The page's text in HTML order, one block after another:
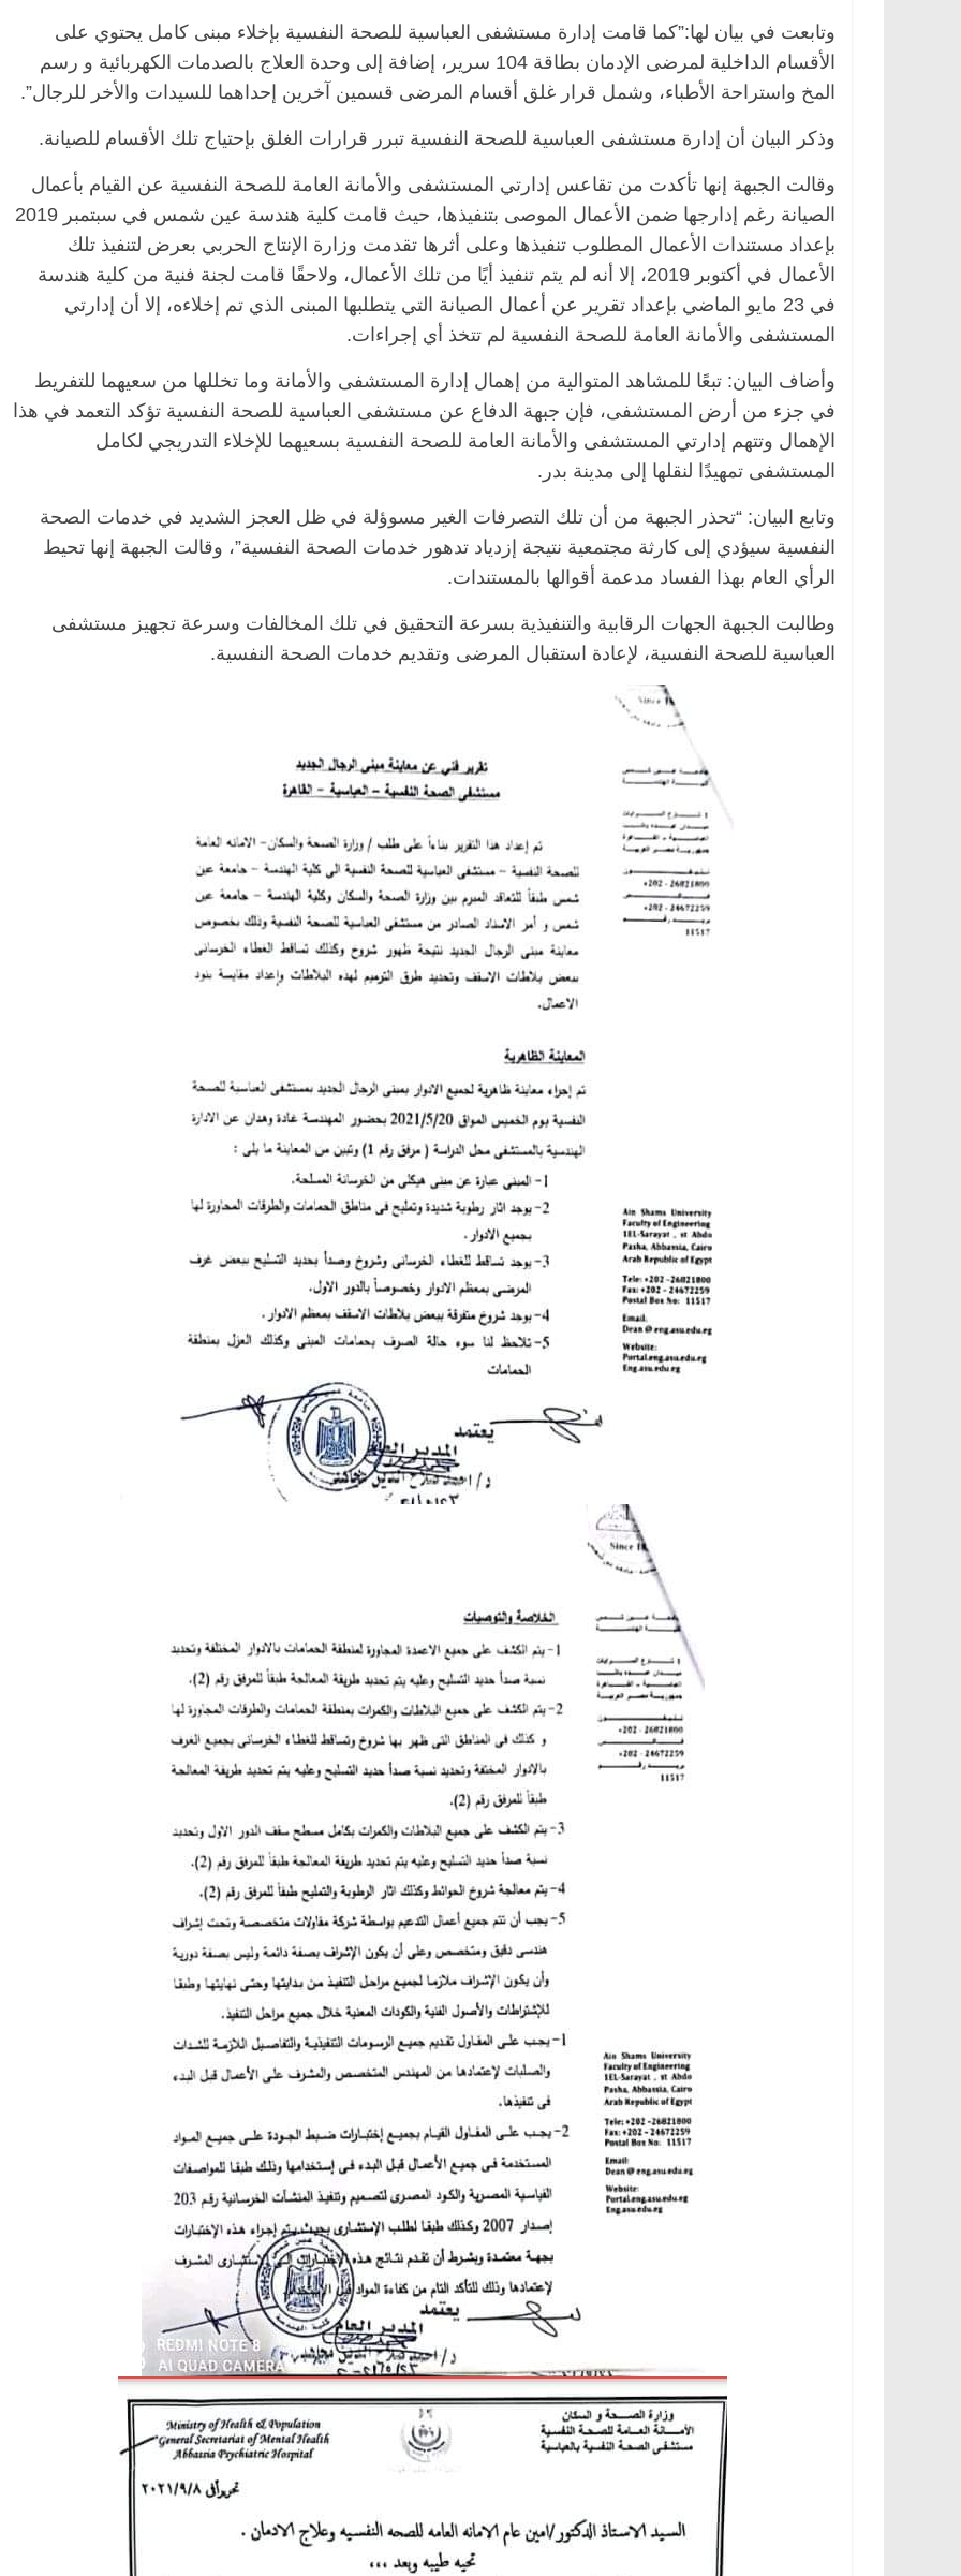
وتابعت في بيان لها:”كما قامت إدارة مستشفى العباسية للصحة النفسية بإخلاء مبنى كامل يحتوي على
الأقسام الداخلية لمرضى الإدمان بطاقة 104 سرير، إضافة إلى وحدة العلاج بالصدمات الكهربائية و رسم
المخ واستراحة الأطباء، وشمل قرار غلق أقسام المرضى قسمين آخرين إحداهما للسيدات والأخر للرجال”.
وذكر البيان أن إدارة مستشفى العباسية للصحة النفسية تبرر قرارات الغلق بإحتياج تلك الأقسام للصيانة.
وقالت الجبهة إنها تأكدت من تقاعس إدارتي المستشفى والأمانة العامة للصحة النفسية عن القيام بأعمال
الصيانة رغم إدارجها ضمن الأعمال الموصى بتنفيذها، حيث قامت كلية هندسة عين شمس في سبتمبر 2019
بإعداد مستندات الأعمال المطلوب تنفيذها وعلى أثرها تقدمت وزارة الإنتاج الحربي بعرض لتنفيذ تلك
الأعمال في أكتوبر 2019، إلا أنه لم يتم تنفيذ أيًا من تلك الأعمال، ولاحقًا قامت لجنة فنية من كلية هندسة
في 23 مايو الماضي بإعداد تقرير عن أعمال الصيانة التي يتطلبها المبنى الذي تم إخلاءه، إلا أن إدارتي
المستشفى والأمانة العامة للصحة النفسية لم تتخذ أي إجراءات.
وأضاف البيان: تبعًا للمشاهد المتوالية من إهمال إدارة المستشفى والأمانة وما تخللها من سعيهما للتفريط
في جزء من أرض المستشفى، فإن جبهة الدفاع عن مستشفى العباسية للصحة النفسية تؤكد التعمد في هذا
الإهمال وتتهم إدارتي المستشفى والأمانة العامة للصحة النفسية بسعيهما للإخلاء التدريجي لكامل
المستشفى تمهيدًا لنقلها إلى مدينة بدر.
وتابع البيان: “تحذر الجبهة من أن تلك التصرفات الغير مسوؤلة في ظل العجز الشديد في خدمات الصحة
النفسية سيؤدي إلى كارثة مجتمعية نتيجة إزدياد تدهور خدمات الصحة النفسية”، وقالت الجبهة إنها تحيط
الرأي العام بهذا الفساد مدعمة أقوالها بالمستندات.
وطالبت الجبهة الجهات الرقابية والتنفيذية بسرعة التحقيق في تلك المخالفات وسرعة تجهيز مستشفى
العباسية للصحة النفسية، لإعادة استقبال المرضى وتقديم خدمات الصحة النفسية.